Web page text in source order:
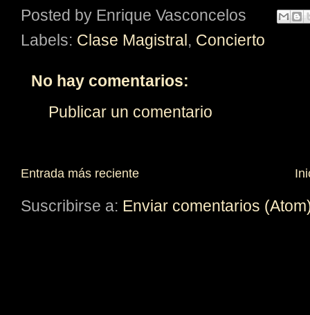
Posted by Enrique Vasconcelos
Labels: Clase Magistral , Concierto
No hay comentarios:
Publicar un comentario
Entrada más reciente
Suscribirse a: Enviar comentarios